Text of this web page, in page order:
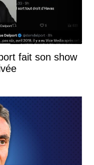
fait son show